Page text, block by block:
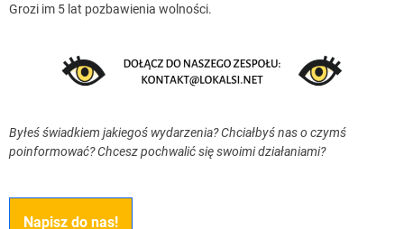
Grozi im 5 lat pozbawienia wolności.
Byłeś świadkiem jakiegoś wydarzenia? Chciałbyś nas o czymś
poinformować? Chcesz pochwalić się swoimi działaniami?
Napisz do nas!